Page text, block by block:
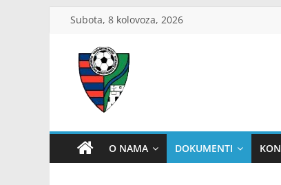
Subota, 8 kolovoza, 2026
ŽNS
Dubrovačko-
neretvanski
O NAMA DOKUMENTI